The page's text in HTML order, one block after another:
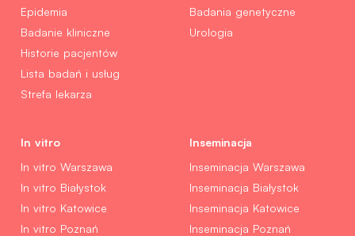
Epidemia
Badanie kliniczne
Historie pacjentów
Lista badań i usług
Strefa lekarza
Badania genetyczne
Urologia
In vitro
In vitro Warszawa
In vitro Białystok
In vitro Katowice
In vitro Poznań
Inseminacja
Inseminacja Warszawa
Inseminacja Białystok
Inseminacja Katowice
Inseminacja Poznań